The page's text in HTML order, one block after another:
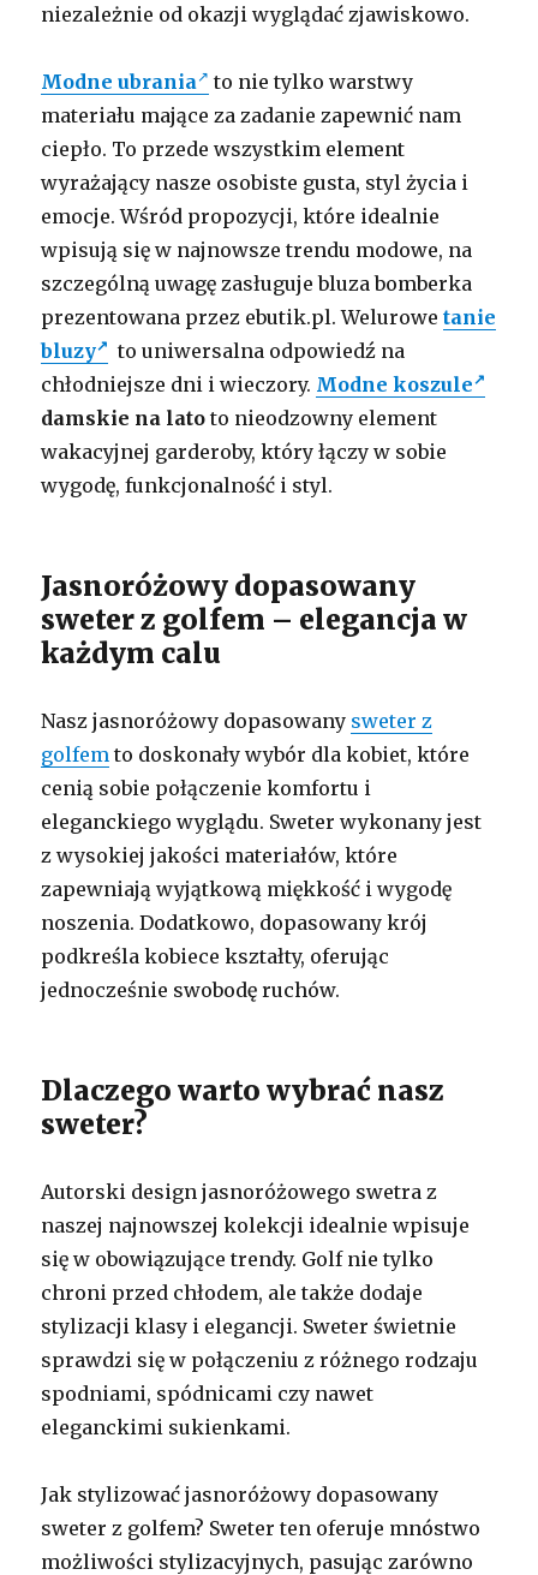
niezależnie od okazji wyglądać zjawiskowo.
Modne ubrania
to nie tylko warstwy
materiału mające za zadanie zapewnić nam
ciepło. To przede wszystkim element
wyrażający nasze osobiste gusta, styl życia i
emocje. Wśród propozycji, które idealnie
wpisują się w najnowsze trendu modowe, na
szczególną uwagę zasługuje bluza bomberka
prezentowana przez ebutik.pl. Welurowetanie
bluzy
to uniwersalna odpowiedź na
chłodniejsze dni i wieczory. Modne koszule
damskie na lato to nieodzowny element
wakacyjnej garderoby, który łączy w sobie
wygodę, funkcjonalność i styl.
Jasnoróżowy dopasowany
sweter z golfem – elegancja w
każdym calu
Nasz jasnoróżowy dopasowany sweter z
golfem to doskonały wybór dla kobiet, które
cenią sobie połączenie komfortu i
eleganckiego wyglądu. Sweter wykonany jest
z wysokiej jakości materiałów, które
zapewniają wyjątkową miękkość i wygodę
noszenia. Dodatkowo, dopasowany krój
podkreśla kobiece kształty, oferując
jednocześnie swobodę ruchów.
Dlaczego warto wybrać nasz
sweter?
Autorski design jasnoróżowego swetra z
naszej najnowszej kolekcji idealnie wpisuje
się w obowiązujące trendy. Golf nie tylko
chroni przed chłodem, ale także dodaje
stylizacji klasy i elegancji. Sweter świetnie
sprawdzi się w połączeniu z różnego rodzaju
spodniami, spódnicami czy nawet
eleganckimi sukienkami.
Jak stylizować jasnoróżowy dopasowany
sweter z golfem? Sweter ten oferuje mnóstwo
możliwości stylizacyjnych, pasując zarówno